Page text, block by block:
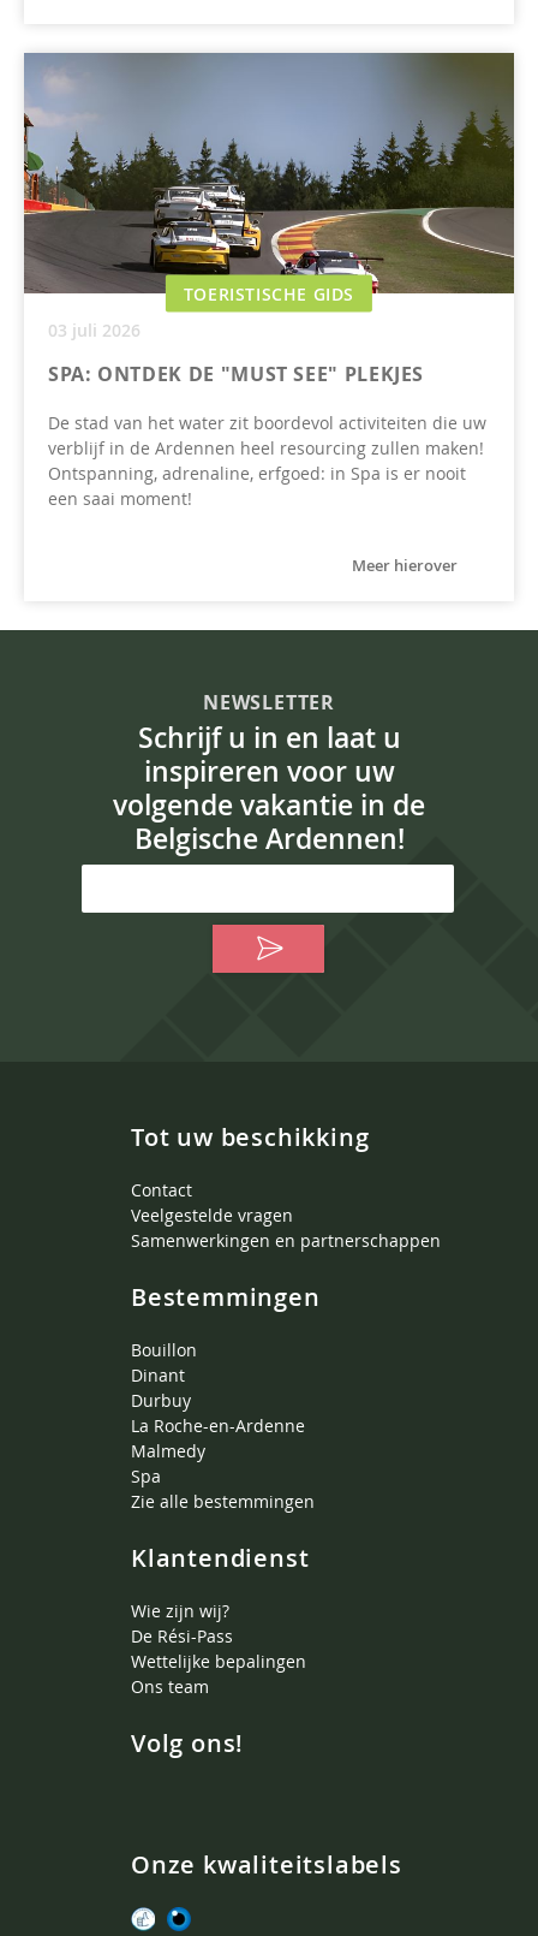
TOERISTISCHE GIDS
03 juli 2026
SPA: ONTDEK DE "MUST SEE" PLEKJES
De stad van het water zit boordevol activiteiten die uw
verblijf in de Ardennen heel resourcing zullen maken!
Ontspanning, adrenaline, erfgoed: in Spa is er nooit
een saai moment!
Meer hierover
NEWSLETTER
Schrijf u in en laat u
inspireren voor uw
volgende vakantie in de
Belgische Ardennen!
Tot uw beschikking
Contact
Veelgestelde vragen
Samenwerkingen en partnerschappen
Bestemmingen
Bouillon
Dinant
Durbuy
La Roche-en-Ardenne
Malmedy
Spa
Zie alle bestemmingen
Klantendienst
Wie zijn wij?
De Rési-Pass
Wettelijke bepalingen
Ons team
Volg ons!
Onze kwaliteitslabels